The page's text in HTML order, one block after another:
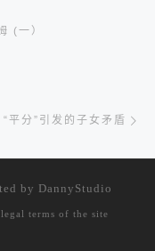
(一）
平分”引发的子女矛盾
by DannyStudio
legal terms of the site